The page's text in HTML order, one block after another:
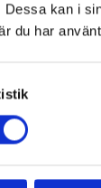
kan i
du har
Nordic AB
Danfoss